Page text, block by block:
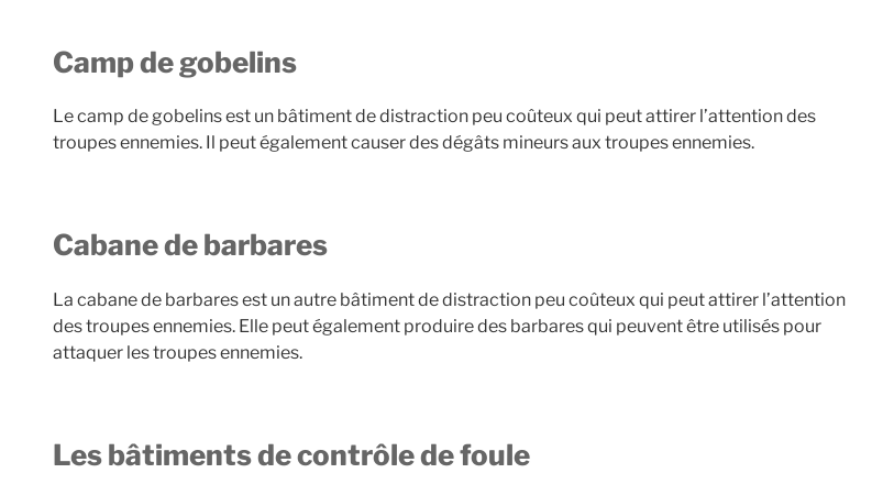
Camp de gobelins
Le camp de gobelins est un bâtiment de distraction peu coûteux qui peut attirer l’attention des
troupes ennemies. Il peut également causer des dégâts mineurs aux troupes ennemies.
Cabane de barbares
La cabane de barbares est un autre bâtiment de distraction peu coûteux qui peut attirer l’attention
des troupes ennemies. Elle peut également produire des barbares qui peuvent être utilisés pour
attaquer les troupes ennemies.
Les bâtiments de contrôle de foule